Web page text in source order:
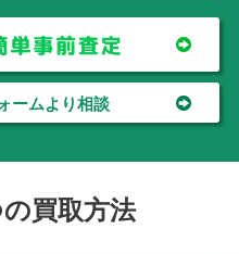
ームより相談
買取方法